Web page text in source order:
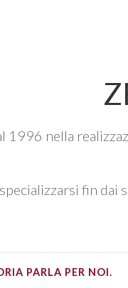
1996 nella
fin dai
PARLA PER NOI.